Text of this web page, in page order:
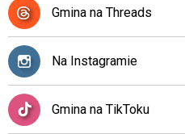
oraz
mogą
być
wyposażone
dedykowane
skróty
klawiaturowe
Gmina na Threads
Na Instagramie
Gmina na TikToku